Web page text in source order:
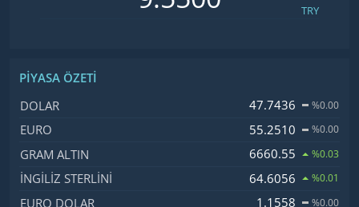
TRY
PIYASA ÖZETI
İsim, Kod
DOLAR 47.7436 %0.00
EURO 55.2510 %0.00
GRAM ALTIN 6660.55 %0.03
İNGILIZ STERLINI 64.6056 %0.01
EURO DOLAR 1.1558 %0.00